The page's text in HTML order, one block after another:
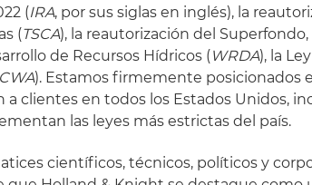
(IRA, por sus siglas en inglés), la
(TSCA), la reautorización del Superfondo,
de Recursos Hídricos (WRDA), la
CWA). Estamos firmemente posicionados
clientes en todos los Estados Unidos,
las leyes más estrictas del país.
científicos, técnicos, políticos y